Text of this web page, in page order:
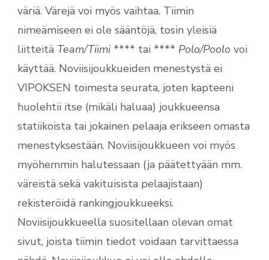
väriä. Värejä voi myös vaihtaa. Tiimin
nimeämiseen ei ole sääntöjä, tosin yleisiä
liitteitä Team/Tiimi**** tai **** Polo/Poolo voi
käyttää. Noviisijoukkueiden menestystä ei
VIPOKSEN toimesta seurata, joten kapteeni
huolehtii itse (mikäli haluaa) joukkueensa
statiikoista tai jokainen pelaaja erikseen omasta
menestyksestään. Noviisijoukkueen voi myös
myöhemmin halutessaan (ja päätettyään mm.
väreistä sekä vakituisista pelaajistaan)
rekisteröidä rankingjoukkueeksi.
Noviisijoukkueella suositellaan olevan omat
sivut, joista tiimin tiedot voidaan tarvittaessa